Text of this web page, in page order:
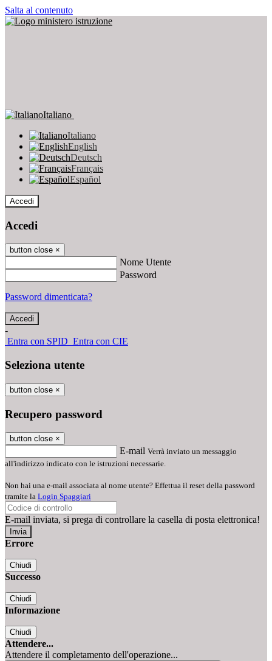
Salta al contenuto
Italiano
Italiano
English
Deutsch
Français
Español
Accedi
Accedi
button close ×
Nome Utente
Password
Password dimenticata?
-
Entra con SPID Entra con CIE
Seleziona utente
button close ×
Recupero password
button close ×
E-mail Verrà inviato un messaggio
all'indirizzo indicato con le istruzioni necessarie.
Non hai una e-mail associata al nome utente? Effettua il reset della password
tramite la Login Spaggiari
E-mail inviata, si prega di controllare la casella di posta elettronica!
Errore
Chiudi
Successo
Chiudi
Informazione
Chiudi
Attendere...
Attendere il completamento dell'operazione...